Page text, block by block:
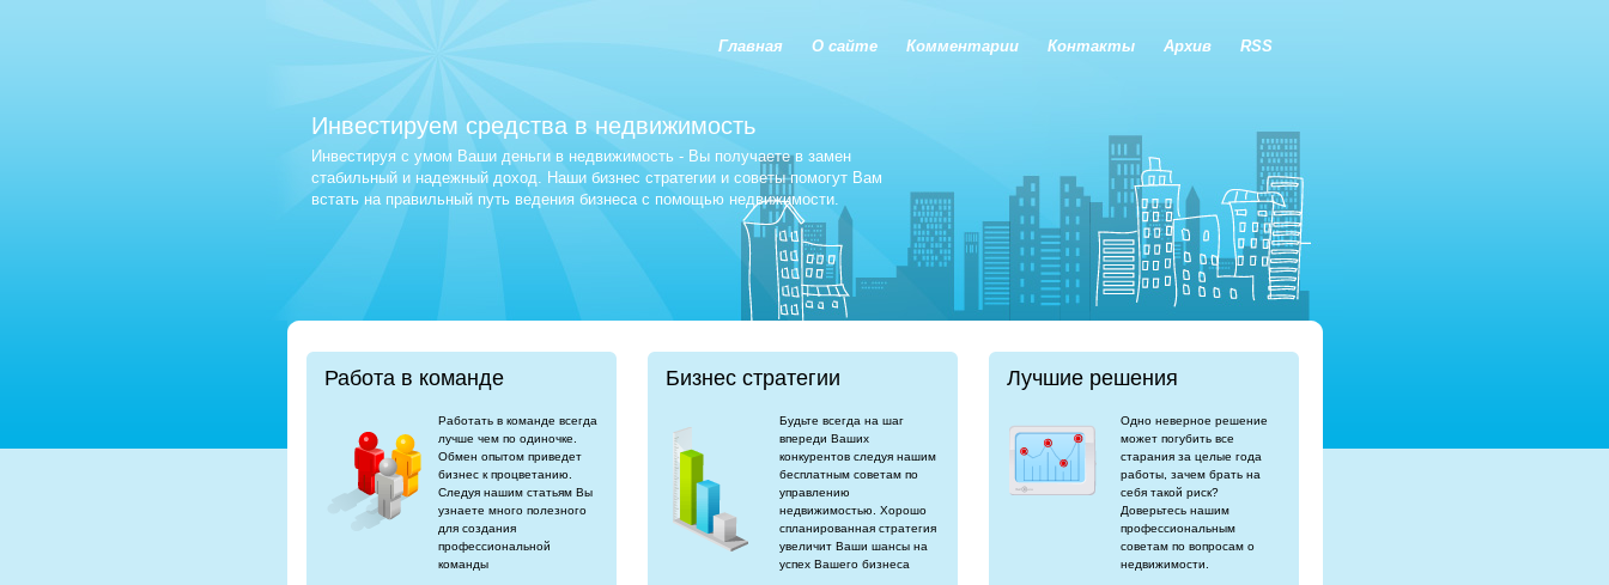
Главная О сайте Комментарии Контакты Архив RSS
Инвестируем средства в недвижимость
Инвестируя с умом Ваши деньги в недвижимость - Вы получаете в замен
стабильный и надежный доход. Наши бизнес стратегии и советы помогут Вам
встать на правильный путь ведения бизнеса с помощью недвижимости.
Работа в команде
Работать в команде всегда
лучше чем по одиночке.
Обмен опытом приведет
бизнес к процветанию.
Следуя нашим статьям Вы
узнаете много полезного
для создания
профессиональной
команды
Бизнес стратегии
Будьте всегда на шаг
впереди Ваших
конкурентов следуя нашим
бесплатным советам по
управлению
недвижимостью. Хорошо
спланированная стратегия
увеличит Ваши шансы на
успех Вашего бизнеса
Лучшие решения
Одно неверное решение
может погубить все
старания за целые года
работы, зачем брать на
себя такой риск?
Доверьтесь нашим
профессиональным
советам по вопросам о
недвижимости.